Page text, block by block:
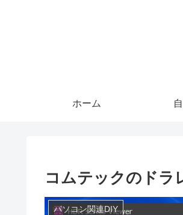
ホーム
コムテックのド
パソコン関連DIY